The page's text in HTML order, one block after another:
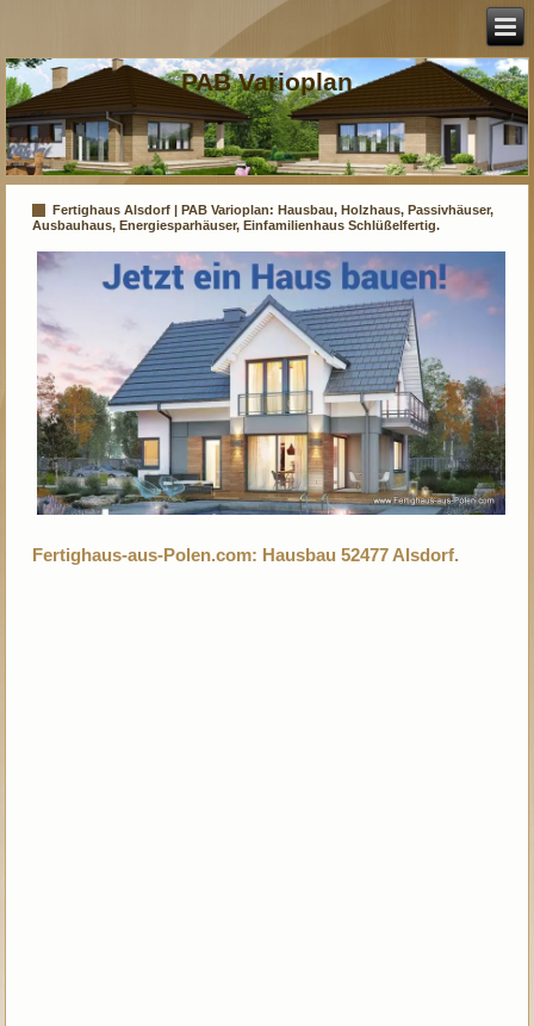
PAB Varioplan
Fertighaus Alsdorf | PAB Varioplan: Hausbau, Holzhaus, Passivhäuser,
Ausbauhaus, Energiesparhäuser, Einfamilienhaus Schlüßelfertig.
Fertighaus-aus-Polen.com: Hausbau 52477 Alsdorf.